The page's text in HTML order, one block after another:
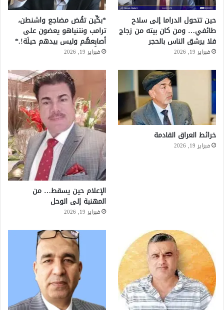
حين تتحول الدراما إلى سلاح
طائفي… ومن كان بيته من زجاج
فلا يرشق الناس بالحجر
فبراير 19, 2026
*بكِّين تقُض مضاجع واشنطن،
ترامب ونتنياهو يعضون على
أصابِعهُم وليس بيدهم حيلَة!.*
فبراير 19, 2026
خرائط العراق القادمة
فبراير 19, 2026
الإعلام حين يسقط… من
المهنية إلى الوحل
فبراير 19, 2026